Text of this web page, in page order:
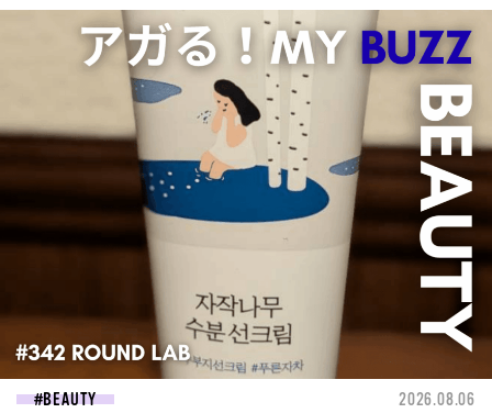
BEAUTY 2026.08.06